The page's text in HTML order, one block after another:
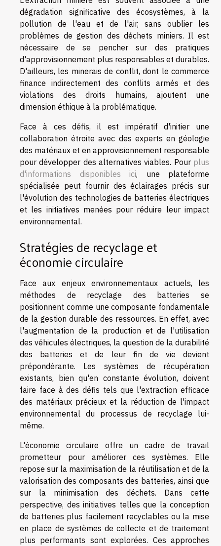
dégradation significative des écosystèmes, à la
pollution de l'eau et de l'air, sans oublier les
problèmes de gestion des déchets miniers. Il est
nécessaire de se pencher sur des pratiques
d'approvisionnement plus responsables et durables.
D'ailleurs, les minerais de conflit, dont le commerce
finance indirectement des conflits armés et des
violations des droits humains, ajoutent une
dimension éthique à la problématique.
Face à ces défis, il est impératif d'initier une
collaboration étroite avec des experts en géologie
des matériaux et en approvisionnement responsable
pour développer des alternatives viables. Pour plus
d'informations disponibles ici, une plateforme
spécialisée peut fournir des éclairages précis sur
l'évolution des technologies de batteries électriques
et les initiatives menées pour réduire leur impact
environnemental.
Stratégies de recyclage et
économie circulaire
Face aux enjeux environnementaux actuels, les
méthodes de recyclage des batteries se
positionnent comme une composante fondamentale
de la gestion durable des ressources. En effet, avec
l'augmentation de la production et de l'utilisation
des véhicules électriques, la question de la durabilité
des batteries et de leur fin de vie devient
prépondérante. Les systèmes de récupération
existants, bien qu'en constante évolution, doivent
faire face à des défis tels que l'extraction efficace
des matériaux précieux et la réduction de l'impact
environnemental du processus de recyclage lui-
même.
L'économie circulaire offre un cadre de travail
prometteur pour améliorer ces systèmes. Elle
repose sur la maximisation de la réutilisation et de la
valorisation des composants des batteries, ainsi que
sur la minimisation des déchets. Dans cette
perspective, des initiatives telles que la conception
de batteries plus facilement recyclables ou la mise
en place de systèmes de collecte et de traitement
plus performants sont explorées. Ces approches